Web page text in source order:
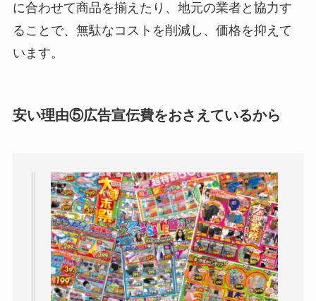
に合わせて商品を揃えたり、地元の業者と協力す
ることで、無駄なコストを削減し、価格を抑えて
います。
安い理由⑤広告宣伝費をおさえているから